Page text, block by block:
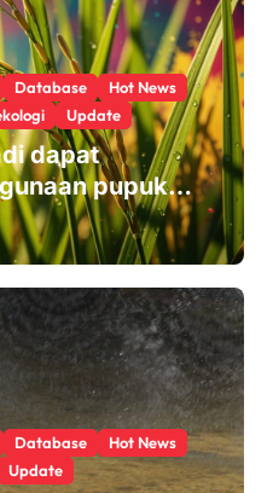
Database
Hot News
Update
dapat
pupuk
hasil panen
Database
Hot News
Update